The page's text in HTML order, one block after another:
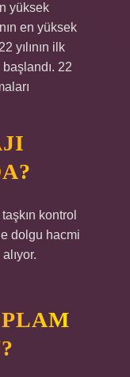
yüksek
en yüksek
yılının ilk
22
kontrol
dolgu hacmi